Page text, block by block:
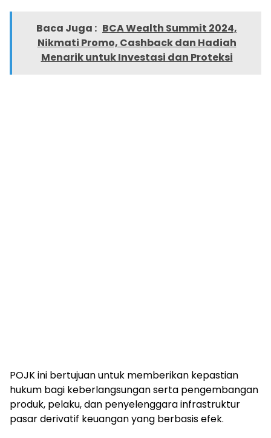
Baca Juga : BCA Wealth Summit 2024,
Nikmati Promo, Cashback dan Hadiah
Menarik untuk Investasi dan Proteksi
POJK ini bertujuan untuk memberikan kepastian
hukum bagi keberlangsungan serta pengembangan
produk, pelaku, dan penyelenggara infrastruktur
pasar derivatif keuangan yang berbasis efek.